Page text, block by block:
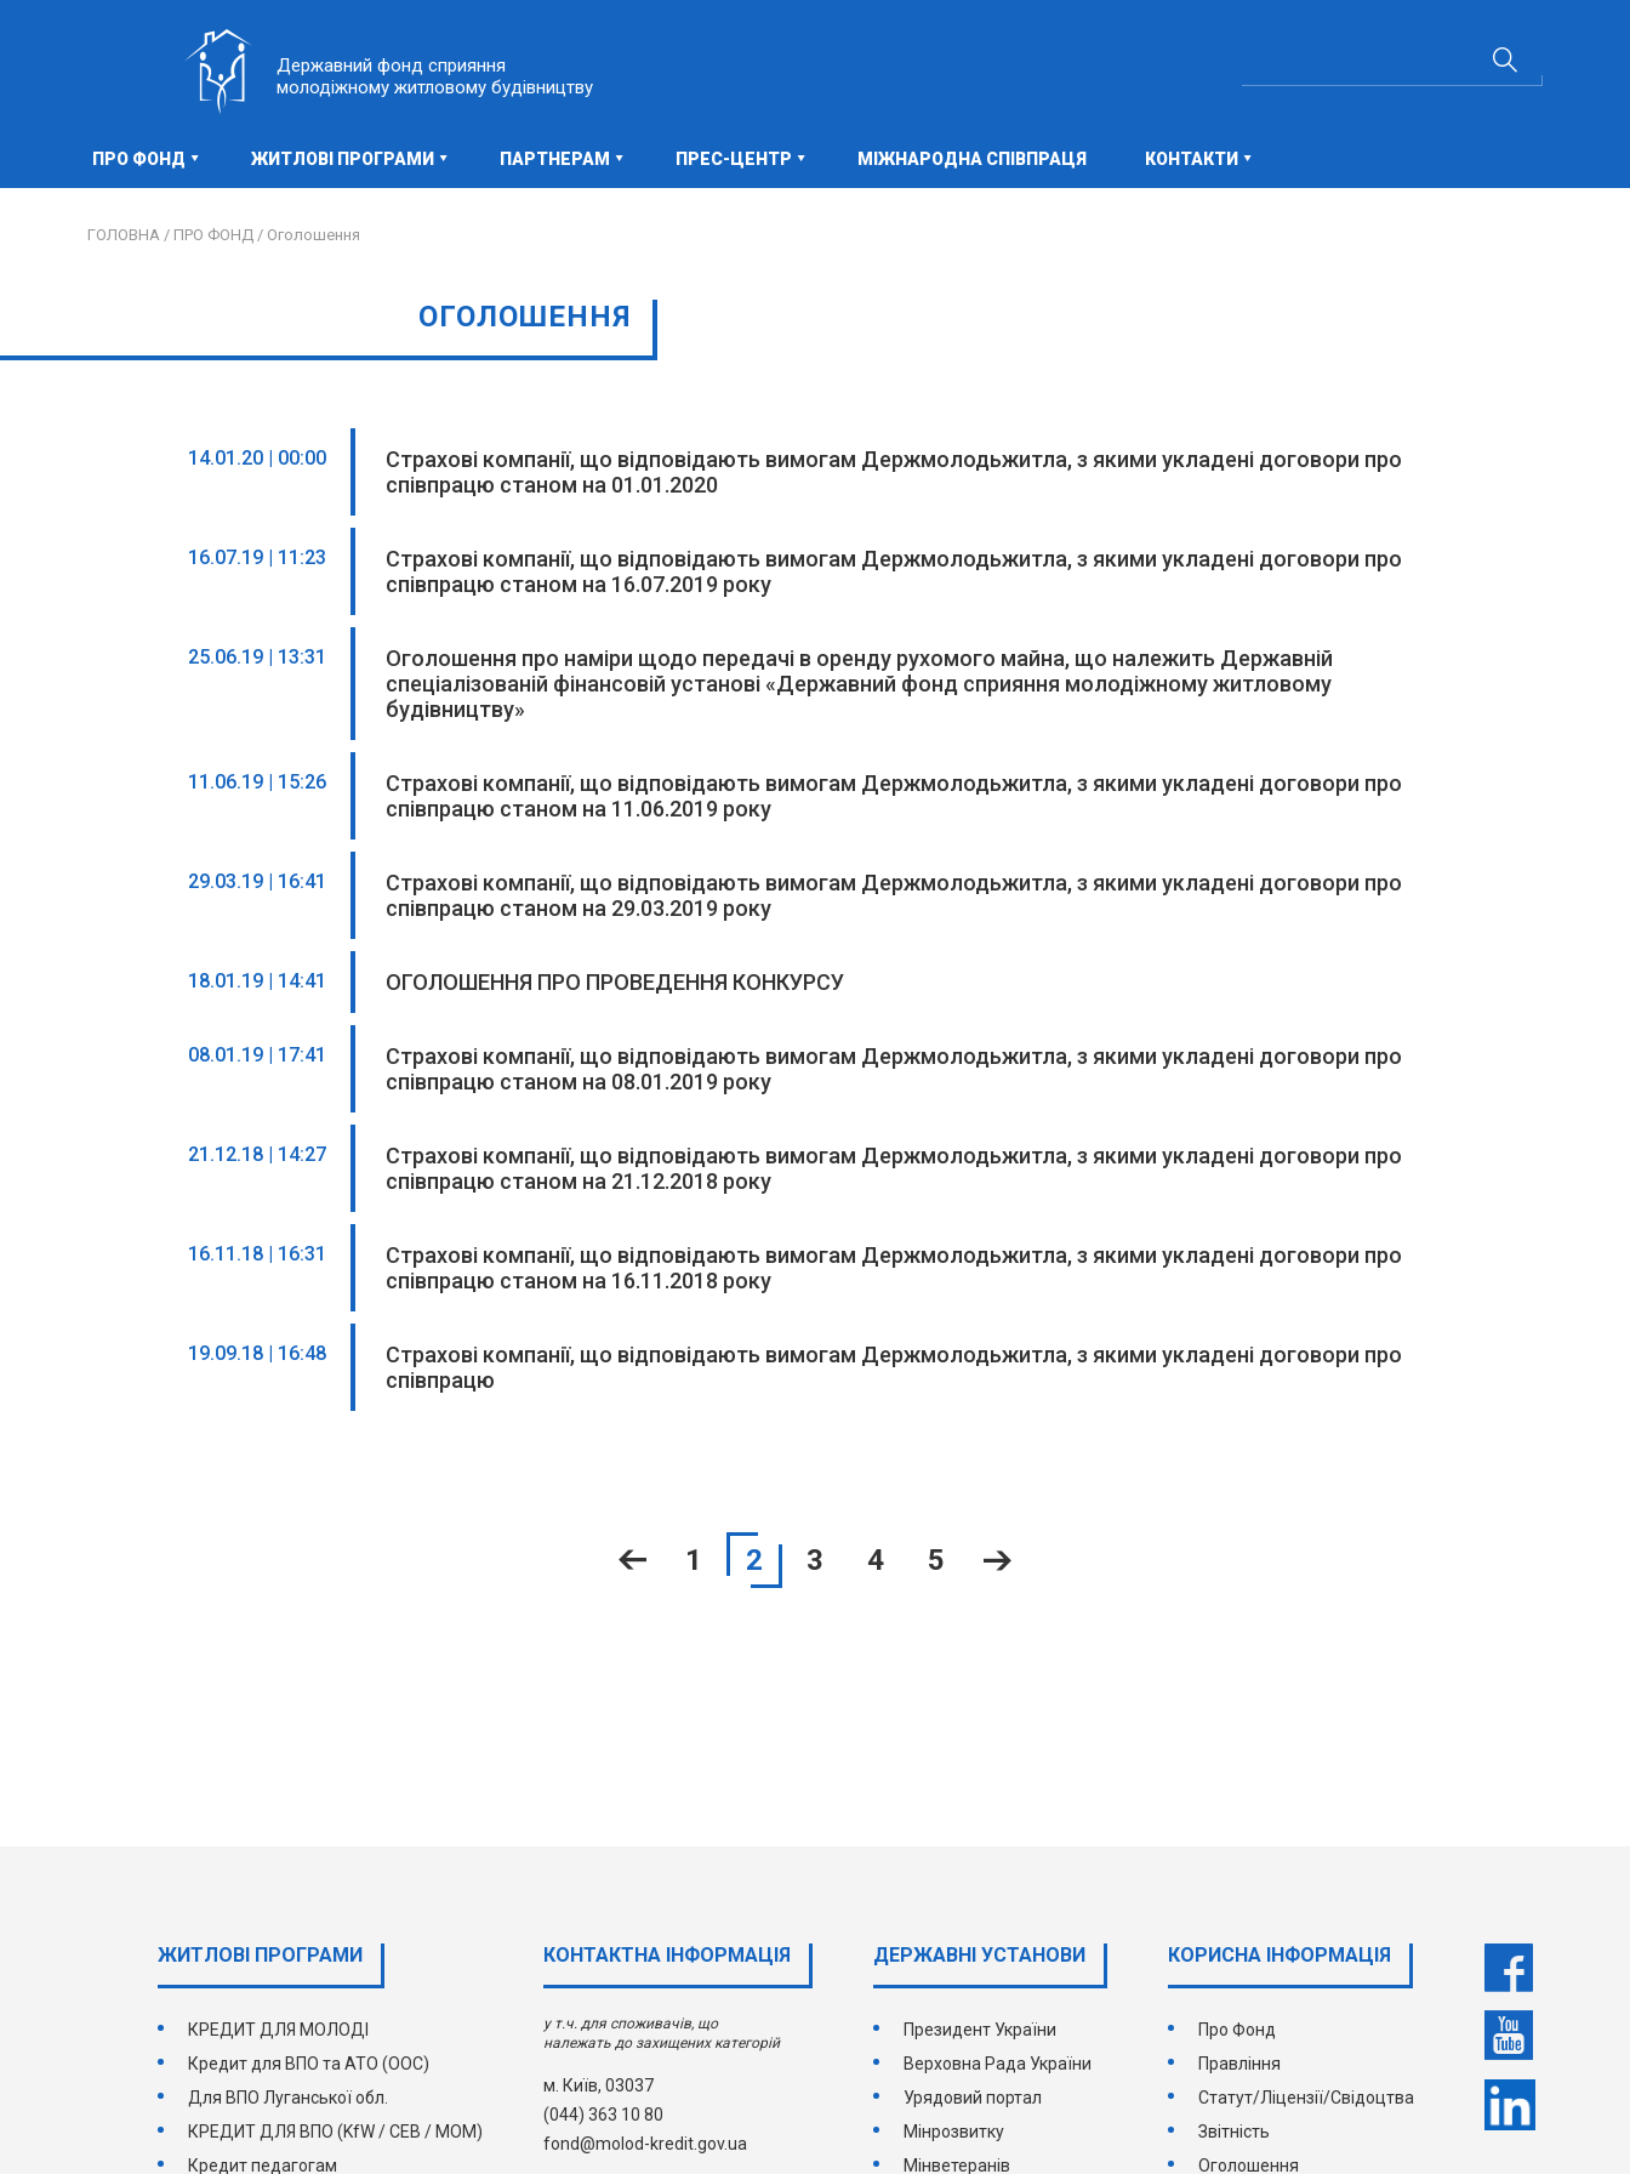
Державний фонд сприяння
молодіжному житловому будівництву
ПРО ФОНД ЖИТЛОВІ ПРОГРАМИ ПАРТНЕРАМ ПРЕС-ЦЕНТР МІЖНАРОДНА СПІВПРАЦЯ КОНТАКТИ
ГОЛОВНА / ПРО ФОНД / Оголошення
ОГОЛОШЕННЯ
14.01.20 | 00:00
Страхові компанії, що відповідають вимогам Держмолодьжитла, з якими укладені договори про
співпрацю станом на 01.01.2020
16.07.19 | 11:23
Страхові компанії, що відповідають вимогам Держмолодьжитла, з якими укладені договори про
співпрацю станом на 16.07.2019 року
25.06.19 | 13:31
Оголошення про наміри щодо передачі в оренду рухомого майна, що належить Державній
спеціалізованій фінансовій установі «Державний фонд сприяння молодіжному житловому
будівництву»
11.06.19 | 15:26
Страхові компанії, що відповідають вимогам Держмолодьжитла, з якими укладені договори про
співпрацю станом на 11.06.2019 року
29.03.19 | 16:41
Страхові компанії, що відповідають вимогам Держмолодьжитла, з якими укладені договори про
співпрацю станом на 29.03.2019 року
18.01.19 | 14:41 ОГОЛОШЕННЯ ПРО ПРОВЕДЕННЯ КОНКУРСУ
08.01.19 | 17:41
Страхові компанії, що відповідають вимогам Держмолодьжитла, з якими укладені договори про
співпрацю станом на 08.01.2019 року
21.12.18 | 14:27
Страхові компанії, що відповідають вимогам Держмолодьжитла, з якими укладені договори про
співпрацю станом на 21.12.2018 року
16.11.18 | 16:31
Страхові компанії, що відповідають вимогам Держмолодьжитла, з якими укладені договори про
співпрацю станом на 16.11.2018 року
19.09.18 | 16:48
Страхові компанії, що відповідають вимогам Держмолодьжитла, з якими укладені договори про
співпрацю
1 2 3 4 5
ЖИТЛОВІ ПРОГРАМИ
КРЕДИТ ДЛЯ МОЛОДІ
Кредит для ВПО та АТО (ООС)
Для ВПО Луганської обл.
КРЕДИТ ДЛЯ ВПО (KfW / СЕВ / МОМ)
Кредит педагогам
КОНТАКТНА ІНФОРМАЦІЯ
у т.ч. для споживачів, що
належать до захищених категорій
м. Київ, 03037
(044) 363 10 80
fond@molod-kredit.gov.ua
ДЕРЖАВНI УСТАНОВИ
Президент України
Верховна Рада України
Урядовий портал
Мінрозвитку
Мінветеранів
КОРИСНА ІНФОРМАЦІЯ
Про Фонд
Правління
Статут/Ліцензії/Свідоцтва
Звітність
Оголошення